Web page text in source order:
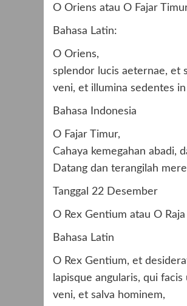
O Oriens atau O Fajar
Bahasa Latin:
O Oriens,
splendor lucis aeternae, et
veni, et illumina sedentes
Bahasa Indonesia
O Fajar Timur,
Cahaya kemegahan abadi,
Datang dan terangilah
Tanggal 22 Desember
O Rex Gentium atau O Raja
Bahasa Latin
O Rex Gentium, et
lapisque angularis, qui
veni, et salva hominem,